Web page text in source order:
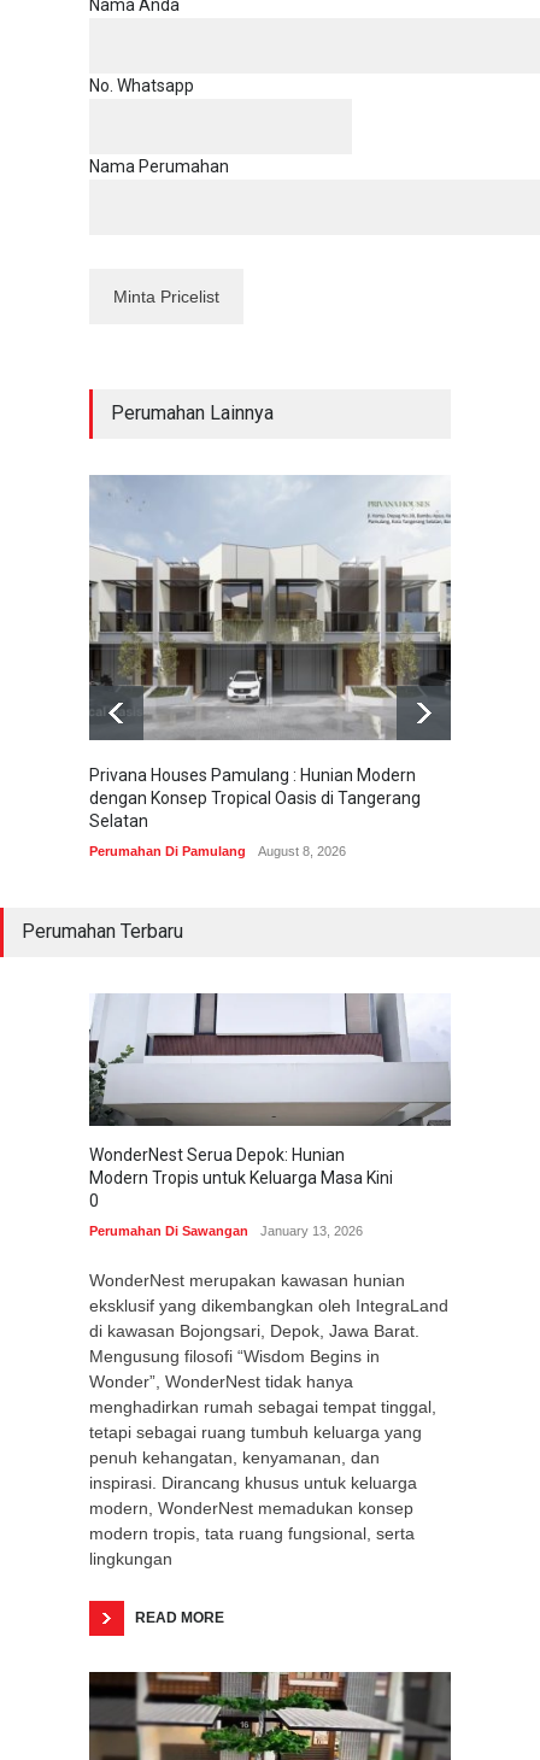
Nama Anda
No. Whatsapp
Nama Perumahan
Perumahan Lainnya
Privana Houses Pamulang : Hunian Modern
dengan Konsep Tropical Oasis di Tangerang
Selatan
Perumahan Di Pamulang August 8, 2026
Perumahan Terbaru
WonderNest Serua Depok: Hunian
Modern Tropis untuk Keluarga Masa Kini
0
Perumahan Di Sawangan January 13, 2026
WonderNest merupakan kawasan hunian
eksklusif yang dikembangkan oleh IntegraLand
di kawasan Bojongsari, Depok, Jawa Barat.
Mengusung filosofi “Wisdom Begins in
Wonder”, WonderNest tidak hanya
menghadirkan rumah sebagai tempat tinggal,
tetapi sebagai ruang tumbuh keluarga yang
penuh kehangatan, kenyamanan, dan
inspirasi. Dirancang khusus untuk keluarga
modern, WonderNest memadukan konsep
modern tropis, tata ruang fungsional, serta
lingkungan
READ MORE